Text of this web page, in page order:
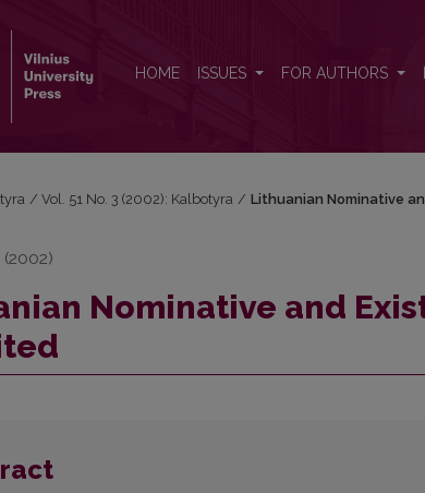
HOME ISSUES FOR AUTHORS
/ Vol. 51 No. 3 (2002): Kalbotyra / Lithuanian Nominative
(2002)
Nominative and